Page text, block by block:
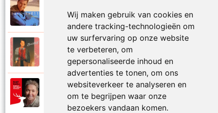
Wij maken gebruik van cookies en
andere tracking-technologieën om
uw surfervaring op onze website
te verbeteren, om
gepersonaliseerde inhoud en
advertenties te tonen, om ons
websiteverkeer te analyseren en
om te begrijpen waar onze
bezoekers vandaan komen.
Prinses
Bart Kaell
Bart Kaell
Rudolf het gekke rendier